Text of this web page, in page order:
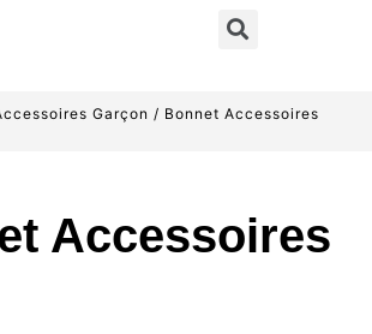
Garçon / Bonnet Accessoires
Accessoires